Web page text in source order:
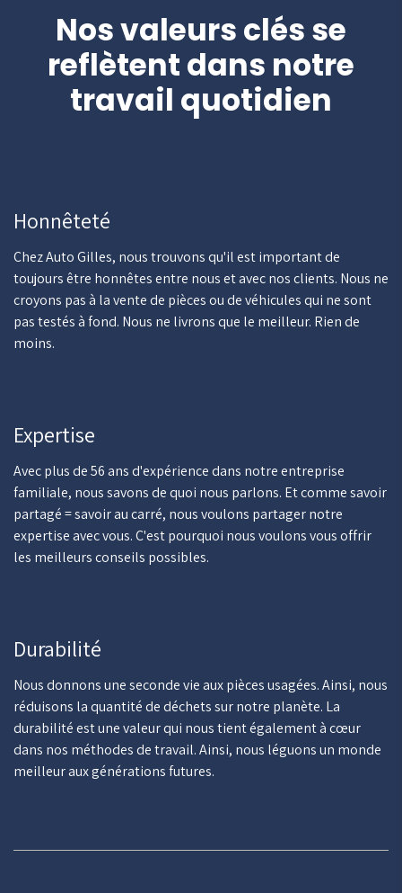
Nos valeurs clés se
reflètent dans notre
travail quotidien
Honnêteté
Chez Auto Gilles, nous trouvons qu'il est important de
toujours être honnêtes entre nous et avec nos clients. Nous ne
croyons pas à la vente de pièces ou de véhicules qui ne sont
pas testés à fond. Nous ne livrons que le meilleur. Rien de
moins.
Expertise
Avec plus de 56 ans d'expérience dans notre entreprise
familiale, nous savons de quoi nous parlons. Et comme savoir
partagé = savoir au carré, nous voulons partager notre
expertise avec vous. C'est pourquoi nous voulons vous offrir
les meilleurs conseils possibles.
Durabilité
Nous donnons une seconde vie aux pièces usagées. Ainsi, nous
réduisons la quantité de déchets sur notre planète. La
durabilité est une valeur qui nous tient également à cœur
dans nos méthodes de travail. Ainsi, nous léguons un monde
meilleur aux générations futures.